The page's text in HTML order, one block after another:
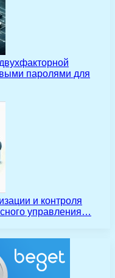
паролями для
и контроля
управления…